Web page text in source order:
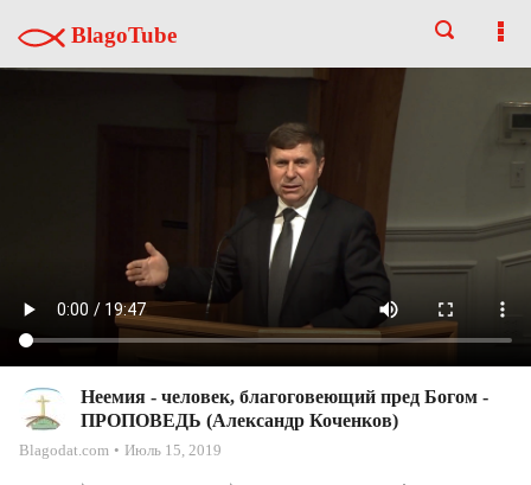
BlagoTube
Неемия - человек, благоговеющий пред Богом -
ПРОПОВЕДЬ (Александр Коченков)
Blagodat.com Июль 15, 2019